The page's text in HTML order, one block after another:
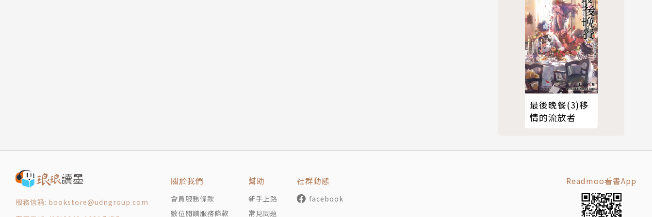
最後晚餐(3)移
情的流放者
服務信箱: bookstore@udngroup.com
關於我們
會員服務條款
數位閱讀服務條款
幫助
新手上路
常見問題
社群動態
facebook
Readmoo看書App